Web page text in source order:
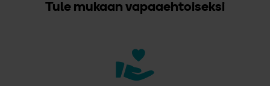
Tule mukaan vapaaehtoiseksi